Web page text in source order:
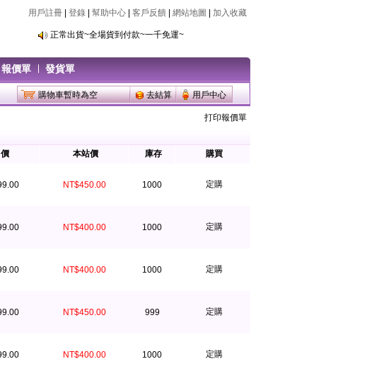
用戶註冊 登錄 幫助中心 客戶反饋 網站地圖 加入收藏
正常出貨~全場貨到付款~一千免運~
正常出貨~全場貨到付款~一千免運~
報價單 發貨單
購物車暫時為空 去結算 用戶中心
打印報價單
本站價 庫存 購買
NT$450.00 1000 定購
NT$400.00 1000 定購
NT$400.00 1000 定購
NT$450.00 999 定購
NT$400.00 1000 定購